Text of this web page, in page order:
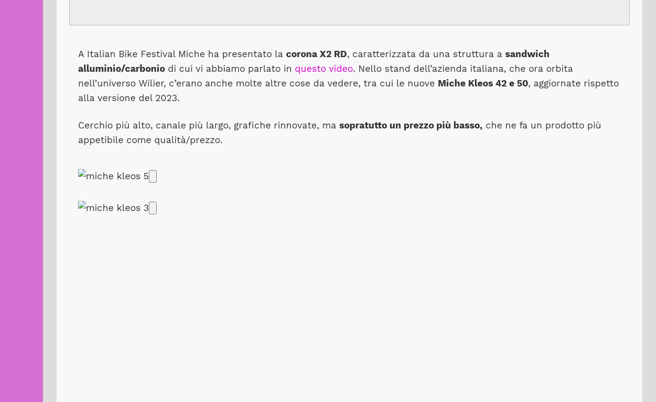
A Italian Bike Festival Miche ha presentato la corona X2 RD, caratterizzata da una struttura a sandwich
alluminio/carboniodi cui vi abbiamo parlato in questo video. Nello stand dell’azienda italiana, che ora orbita
nell’universo Wilier, c’erano anche molte altre cose da vedere, tra cui le nuove Miche Kleos 42 e 50, aggiornate rispetto
alla versione del 2023.
Cerchio più alto, canale più largo, grafiche rinnovate, ma sopratutto un prezzo più basso, che ne fa un prodotto più
appetibile come qualità/prezzo.